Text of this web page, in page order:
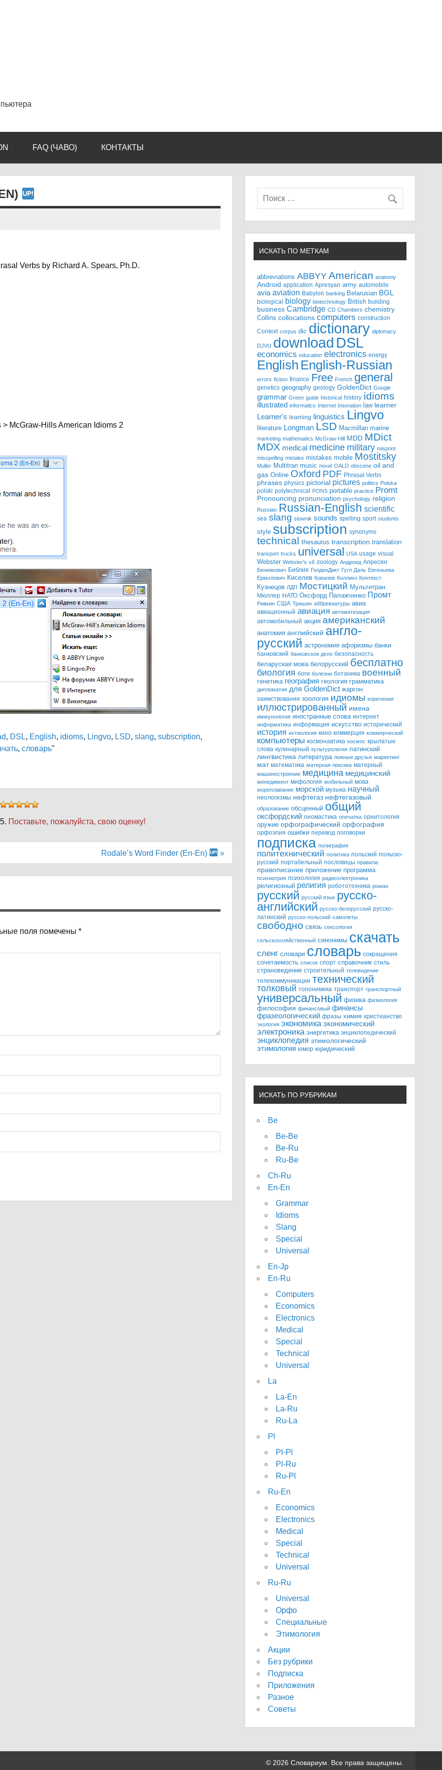
FAQ (ЧАВО) КОНТАКТЫ
Verbs by Richard A. Spears, Ph.D.
McGraw-Hills American Idioms 2
, DSL, English, idioms, Lingvo, LSD, slang, subscription,
, словарь"
Поставьте, пожалуйста, свою оценку!
Rodale’s Word Finder (En-En) »
поля помечены *
ИСКАТЬ ПО МЕТКАМ
abbreviations ABBYY American anatomy
Android application Apresyan army automobile
avia aviation Babylon banking Belarusian BGL
biological biology biotechnology British building
business Cambridge CD Chambers chemistry
Collins collocations computers construction
Context corpus dic dictionary diplomacy
DJVU download DSL
economics education electronics energy
English English-Russian
errors fiction finance Free French general
genetics geography geology GoldenDict Google
grammar Green guide historical history idioms
illustrated informatics Internet Intonation law learner
Learner's learning linguistics Lingvo
literature Longman LSD Macmillan marine
marketing mathematics McGraw-Hill MDD MDict
MDX medical medicine military misprint
misspelling mistake mistakes mobile Mostitsky
Muller Multitran music novel OALD obscene oil and
gas Online Oxford PDF Phrasal Verbs
phrases physics pictorial pictures politics Polska
polski polytechnical PONS portable practice Promt
Pronouncing pronunciation psychology religion
Russian Russian-English scientific
sea slang slownik sounds spelling sport students
style subscription synonyms
technical thesaurus transcription translation
transport trucks universal USA usage visual
Webster Webster's x6 zoology Андроид Апресян
Бенюмович Библия ГолденДикт Гугл Даль Евгеньева
Ермолович Киселев Ковалев Коллинз Контекст
Кузнецов ЛДП Мостицкий Мультитран
Мюллер НАТО Оксфорд Палажченко Промт
Ривкин США Тришин аббревиатуры авиа
авиационный авиация автоматизация
автомобильный акция американский
анатомия английский англо-
русский астрономия афоризмы банки
банковский банковское дело безопасность
беларуская мова белорусский бесплатно
биология боги болезни ботаника военный
генетика география геология грамматика
дипломатия для GoldenDict жаргон
заимствования зоология идиомы изречения
иллюстрированный имена
иммунология иностранные слова интернет
информатика информация искусство исторический
история ихтиология кино коммерция коммерческий
компьютеры космонавтика космос крылатые
слова кулинарный культурология латинский
лингвистика литература ложные друзья маркетинг
мат математика матерная лексика матерный
машиностроение медицина медицинский
менеджмент мифология мобильный мова
мореплавание морской музыка научный
неологизмы нефтегаз нефтегазовый
образование обсценный общий
оксфордский ономастика опечатка орнитология
оружие орфографический орфография
орфоэпия ошибки перевод поговорки
подписка полиграфия
политехнический политика польский польско-
русский портабельный пословицы правила
правописание приложение программа
психиатрия психология радиоэлектроника
религиозный религия робототехника роман
русский русский язык русско-
английский русско-белорусский русско-
латинский русско-польский самолеты
свободно связь сексология
сельскохозяйственный синонимы скачать
сленг словари словарь сокращения
сочетаемость список спорт справочник стиль
страноведение строительный телевидение
телекоммуникации технический
толковый топонимика транспорт транспортный
универсальный физика физиология
философия финансовый финансы
фразеологический фразы химия христианство
экология экономика экономический
электроника энергетика энциклопедический
энциклопедия этимологический
этимология юмор юридический
ИСКАТЬ ПО РУБРИКАМ
Be
Be-Be
Be-Ru
Ru-Be
Ch-Ru
En-En
Grammar
Idioms
Slang
Special
Universal
En-Jp
En-Ru
Computers
Economics
Electronics
Medical
Special
Technical
Universal
La
La-En
La-Ru
Ru-La
Pl
Pl-Pl
Pl-Ru
Ru-Pl
Ru-En
Economics
Electronics
Medical
Special
Technical
Universal
Ru-Ru
Universal
Орфо
Специальные
Этимология
Акции
Без рубрики
Подписка
Приложения
Разное
Советы
© 2026 Словариум. Все права защищены.